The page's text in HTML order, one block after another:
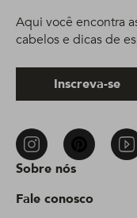
Sobre nós
Fale conosco
Aqui você encontra
cabelos e dicas de
Inscreva-se